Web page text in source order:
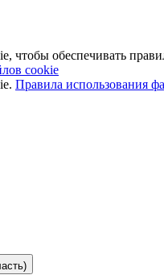
обеспечивать
cookie
Правила использования